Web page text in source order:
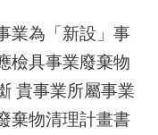
業為「新設」事
檢具事業廢棄物
貴事業所屬事業
棄物清理計畫書